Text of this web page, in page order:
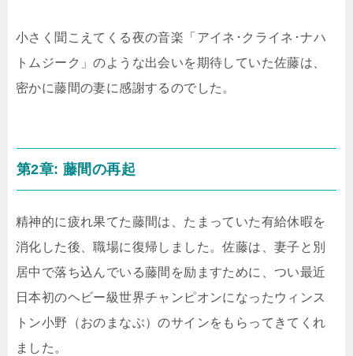
小さく聞こえてくる夜の音楽「アイネ･クライネ･ナハ
トムジーク」のような出会いを期待していた佐藤は、
密かに藤間の妻に感謝するのでした。
第2章: 藤間の再起
精神的に疲れ果てた藤間は、たまっていた有給休暇を
消化した後、職場に復帰しました。佐藤は、妻子と別
居中で落ち込んでいる藤間を励ますために、つい最近
日本初のヘビー級世界チャンピオンになったウィンス
トン小野（おのまなぶ）のサインをもらってきてくれ
ました。